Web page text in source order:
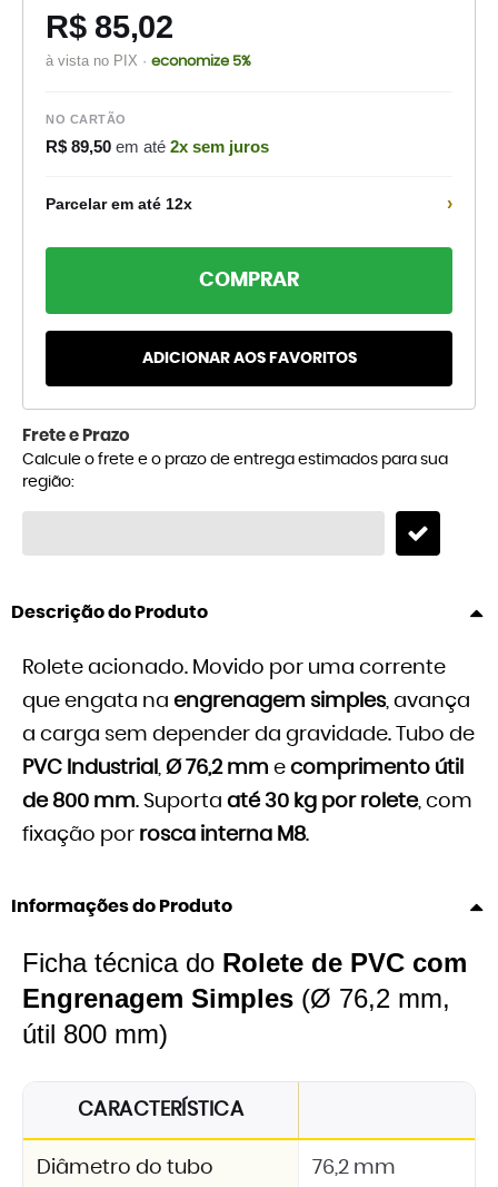
R$ 85,02
à vista no PIX · economize 5%
NO CARTÃO
R$ 89,50 em até 2x sem juros
Parcelar em até 12x ›
COMPRAR
ADICIONAR AOS FAVORITOS
Frete e Prazo
Calcule o frete e o prazo de entrega estimados para sua
região:
Descrição do Produto
Rolete acionado. Movido por uma corrente
que engata na engrenagem simples, avança
a carga sem depender da gravidade. Tubo de
PVC Industrial , Ø 76,2 mm e comprimento útil
de 800 mm. Suporta até 30 kg por rolete, com
fixação por rosca interna M8.
Informações do Produto
Ficha técnica do Rolete de PVC com
Engrenagem Simples (Ø 76,2 mm,
útil 800 mm)
CARACTERÍSTICA
Diâmetro do tubo 76,2 mm